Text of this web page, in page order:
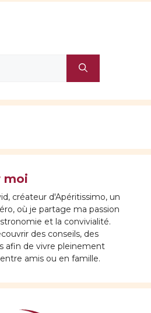
moi
créateur d'Apéritissimo, un
où je partage ma passion
et la convivialité.
des conseils, des
afin de vivre pleinement
amis ou en famille.